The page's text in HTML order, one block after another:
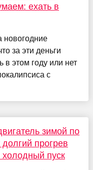
ехать в
новогодние
за эти деньги
в этом году или нет
с
зимой по
прогрев
пуск